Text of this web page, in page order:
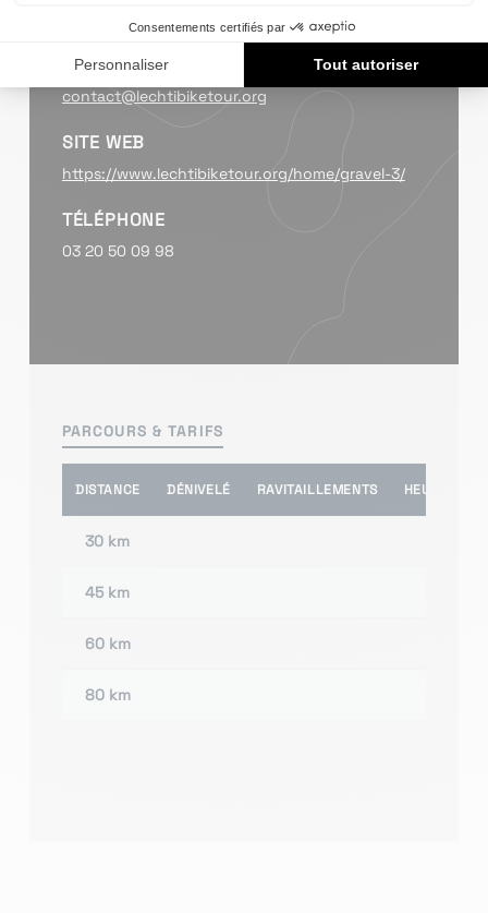
Complexe Léo Lagrange, Armentières
E-MAIL
contact@lechtibiketour.org
SITE WEB
https://www.lechtibiketour.org/home/gravel-3/
TÉLÉPHONE
03 20 50 09 98
PARCOURS & TARIFS
DISTANCE DÉNIVELÉ RAVITAILLEMENTS HEURE(S)
30 km
45 km
60 km
80 km